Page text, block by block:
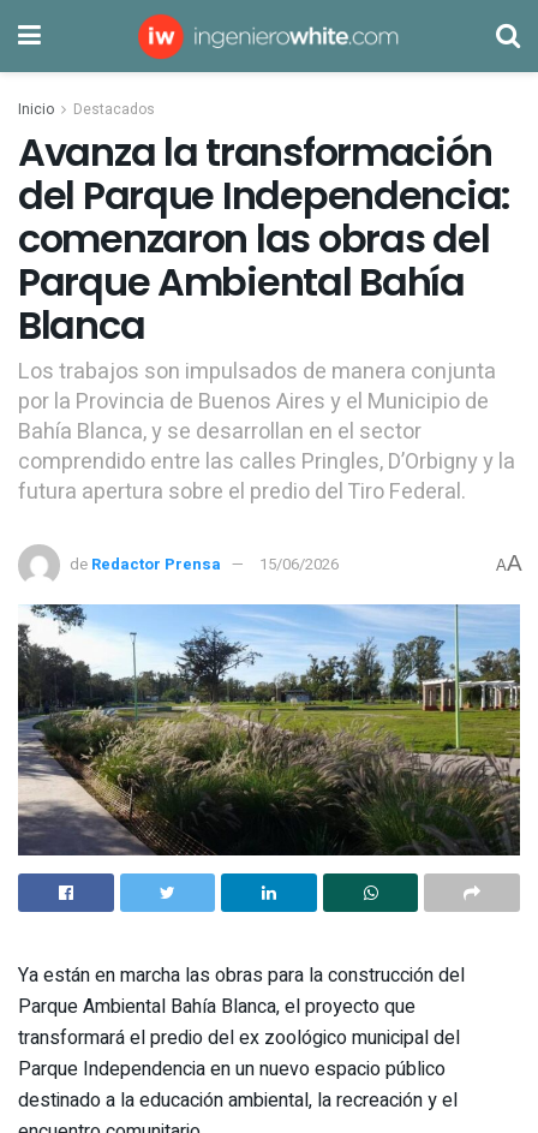
Inicio Destacados
Avanza la transformación
del Parque Independencia:
comenzaron las obras del
Parque Ambiental Bahía
Blanca
Los trabajos son impulsados de manera conjunta
por la Provincia de Buenos Aires y el Municipio de
Bahía Blanca, y se desarrollan en el sector
comprendido entre las calles Pringles, D’Orbigny y la
futura apertura sobre el predio del Tiro Federal.
de Redactor Prensa 15/06/2026 AA
Ya están en marcha las obras para la construcción del
Parque Ambiental Bahía Blanca, el proyecto que
transformará el predio del ex zoológico municipal del
Parque Independencia en un nuevo espacio público
destinado a la educación ambiental, la recreación y el